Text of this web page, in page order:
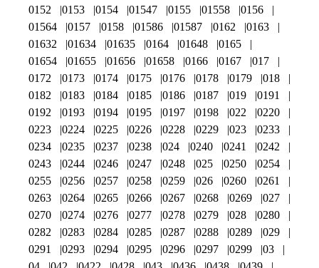
0152
0153 0154 01547 0155 01558
0156
01564
0157 0158 01586 01587 0162
0163
01632
01634 01635 0164 01648
0165
01654
01655 01656 01658 0166 0167
017
0172
0173 0174 0175 0176 0178 0179
018
0182
0183 0184 0185 0186 0187 019
0191
0192
0193 0194 0195 0197 0198 022
0220
0223
0224 0225 0226 0228 0229 023
0233
0234
0235 0237 0238 024 0240 0241
0242
0243
0244 0246 0247 0248 025 0250
0254
0255
0256 0257 0258 0259 026 0260
0261
0263
0264 0265 0266 0267 0268 0269
027
0270
0274 0276 0277 0278 0279 028
0280
0282
0283 0284 0285 0287 0288 0289
029
0291
0293 0294 0295 0296 0297 0299
03